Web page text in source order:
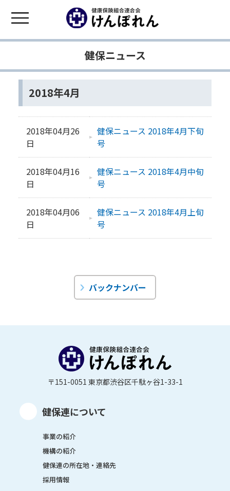
健保ニュース
2018年4月
2018年04月26
日
健保ニュース 2018年4月下旬
号
2018年04月16
日
健保ニュース 2018年4月中旬
号
2018年04月06
日
健保ニュース 2018年4月上旬
号
バックナンバー
〒151-0051 東京都渋谷区千駄ヶ谷1-33-1
健保連について
事業の紹介
機構の紹介
健保連の所在地・連絡先
採用情報